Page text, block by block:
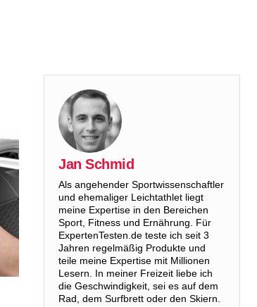
Jan Schmid
Als angehender Sportwissenschaftler
und ehemaliger Leichtathlet liegt
meine Expertise in den Bereichen
Sport, Fitness und Ernährung. Für
ExpertenTesten.de teste ich seit 3
Jahren regelmäßig Produkte und
teile meine Expertise mit Millionen
Lesern. In meiner Freizeit liebe ich
die Geschwindigkeit, sei es auf dem
Rad, dem Surfbrett oder den Skiern.